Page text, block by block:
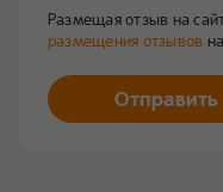
Размещая отзыв на
размещения отзывов
Отправить